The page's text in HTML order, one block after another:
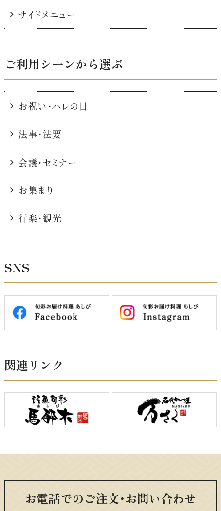
サイドメニュー
ご利用シーンから選ぶ
お祝い・ハレの日
法事・法要
会議・セミナー
お集まり
行楽・観光
SNS
関連リンク
お電話でのご注文・お問い合わせ